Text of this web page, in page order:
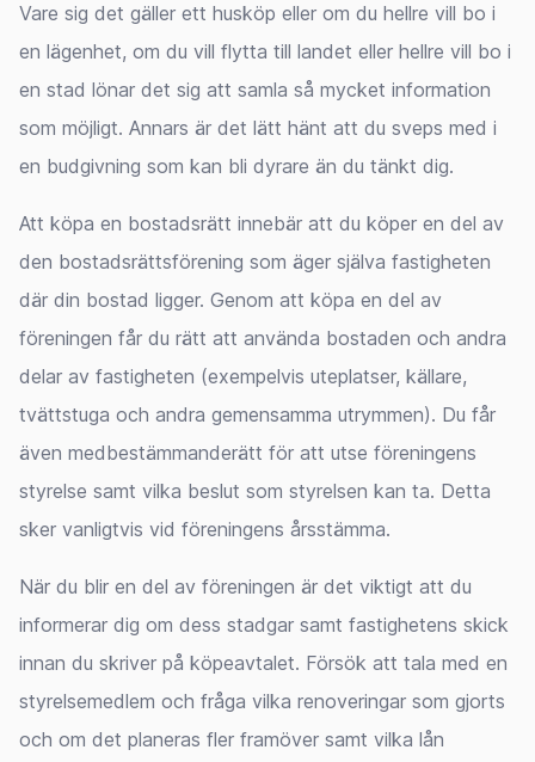
Vare sig det gäller ett husköp eller om du hellre vill bo i
en lägenhet, om du vill flytta till landet eller hellre vill bo i
en stad lönar det sig att samla så mycket information
som möjligt. Annars är det lätt hänt att du sveps med i
en budgivning som kan bli dyrare än du tänkt dig.
Att köpa en bostadsrätt innebär att du köper en del av
den bostadsrättsförening som äger själva fastigheten
där din bostad ligger. Genom att köpa en del av
föreningen får du rätt att använda bostaden och andra
delar av fastigheten (exempelvis uteplatser, källare,
tvättstuga och andra gemensamma utrymmen). Du får
även medbestämmanderätt för att utse föreningens
styrelse samt vilka beslut som styrelsen kan ta. Detta
sker vanligtvis vid föreningens årsstämma.
När du blir en del av föreningen är det viktigt att du
informerar dig om dess stadgar samt fastighetens skick
innan du skriver på köpeavtalet. Försök att tala med en
styrelsemedlem och fråga vilka renoveringar som gjorts
och om det planeras fler framöver samt vilka lån